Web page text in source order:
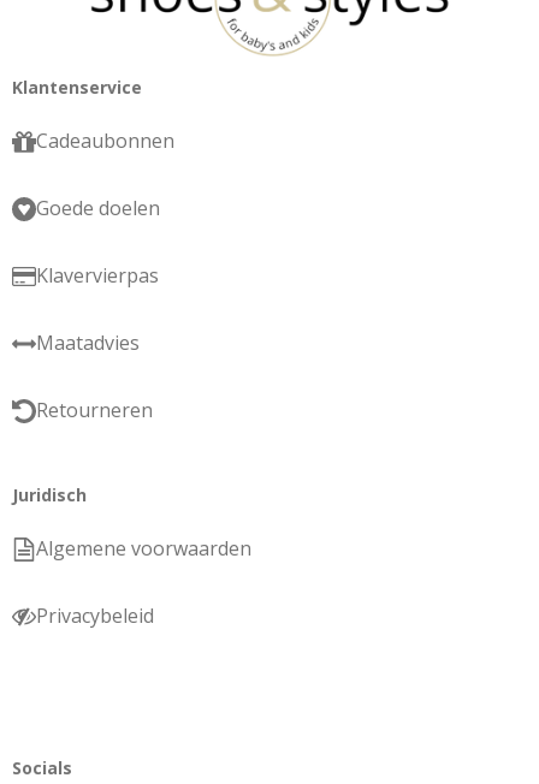
Klantenservice
Cadeaubonnen
Goede doelen
Klavervierpas
Maatadvies
Retourneren
Juridisch
Algemene voorwaarden
Privacybeleid
Socials